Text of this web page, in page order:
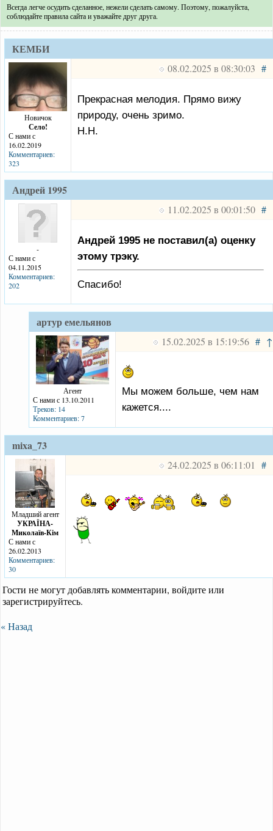
Всегда легче осудить сделанное, нежели сделать самому. Поэтому, пожалуйста,
соблюдайте правила сайта и уважайте друг друга.
КЕМБИ
Новичок
Село!
С нами с
16.02.2019
Комментариев:
323
08.02.2025 в 08:30:03 #
Прекрасная мелодия. Прямо вижу
природу, очень зримо.
Н.Н.
Андрей 1995
-
С нами с
04.11.2015
Комментариев:
202
11.02.2025 в 00:01:50 #
Андрей 1995 не поставил(а) оценку
этому трэку.
Спасибо!
артур емельянов
Агент
С нами с 13.10.2011
Треков: 14
Комментариев: 7
15.02.2025 в 15:19:56 # ↑
Мы можем больше, чем нам
кажется....
mixa_73
Младший агент
УКРАЇНА-
Миколаїв-Кім
С нами с
26.02.2013
Комментариев:
30
24.02.2025 в 06:11:01 #
Гости не могут добавлять комментарии, войдите или
зарегистрируйтесь.
« Назад